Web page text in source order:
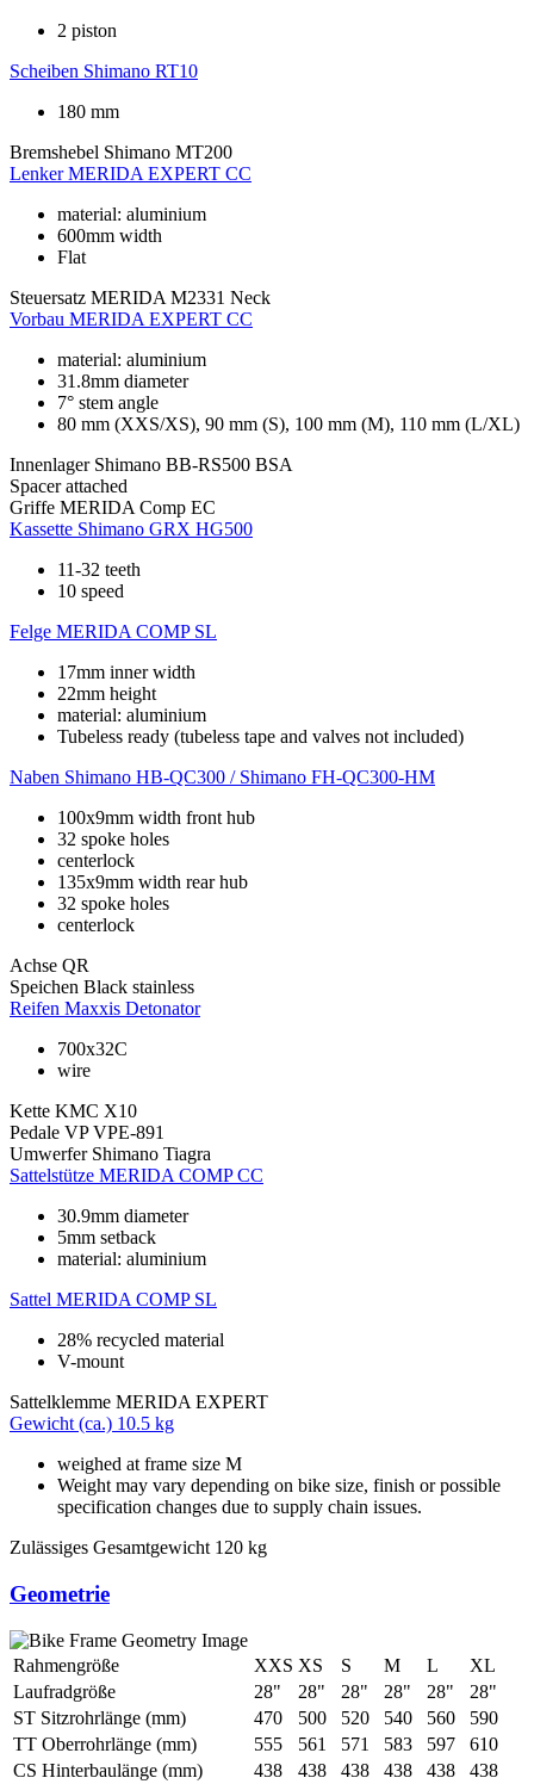
2 piston
Scheiben Shimano RT10
180 mm
Bremshebel Shimano MT200
Lenker MERIDA EXPERT CC
material: aluminium
600mm width
Flat
Steuersatz MERIDA M2331 Neck
Vorbau MERIDA EXPERT CC
material: aluminium
31.8mm diameter
7° stem angle
80 mm (XXS/XS), 90 mm (S), 100 mm (M), 110 mm (L/XL)
Innenlager Shimano BB-RS500 BSA
Spacer attached
Griffe MERIDA Comp EC
Kassette Shimano GRX HG500
11-32 teeth
10 speed
Felge MERIDA COMP SL
17mm inner width
22mm height
material: aluminium
Tubeless ready (tubeless tape and valves not included)
Naben Shimano HB-QC300 / Shimano FH-QC300-HM
100x9mm width front hub
32 spoke holes
centerlock
135x9mm width rear hub
32 spoke holes
centerlock
Achse QR
Speichen Black stainless
Reifen Maxxis Detonator
700x32C
wire
Kette KMC X10
Pedale VP VPE-891
Umwerfer Shimano Tiagra
Sattelstütze MERIDA COMP CC
30.9mm diameter
5mm setback
material: aluminium
Sattel MERIDA COMP SL
28% recycled material
V-mount
Sattelklemme MERIDA EXPERT
Gewicht (ca.) 10.5 kg
weighed at frame size M
Weight may vary depending on bike size, finish or possible
specification changes due to supply chain issues.
Zulässiges Gesamtgewicht 120 kg
Geometrie
Rahmengröße XXS XS S M L
XL
Laufradgröße
28" 28" 28" 28" 28"
28"
ST Sitzrohrlänge (mm)
470 500 520 540 560
590
TT Oberrohrlänge (mm)
555 561 571 583 597
610
CS Hinterbaulänge (mm)
438 438 438 438 438
438